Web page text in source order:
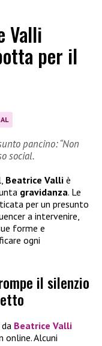
Valli
per il
pancino: “Non
social.
Beatrice Valli è
gravidanza. Le
per un presunto
a intervenire,
forme e
ogni
il silenzio
Beatrice Valli
Alcuni